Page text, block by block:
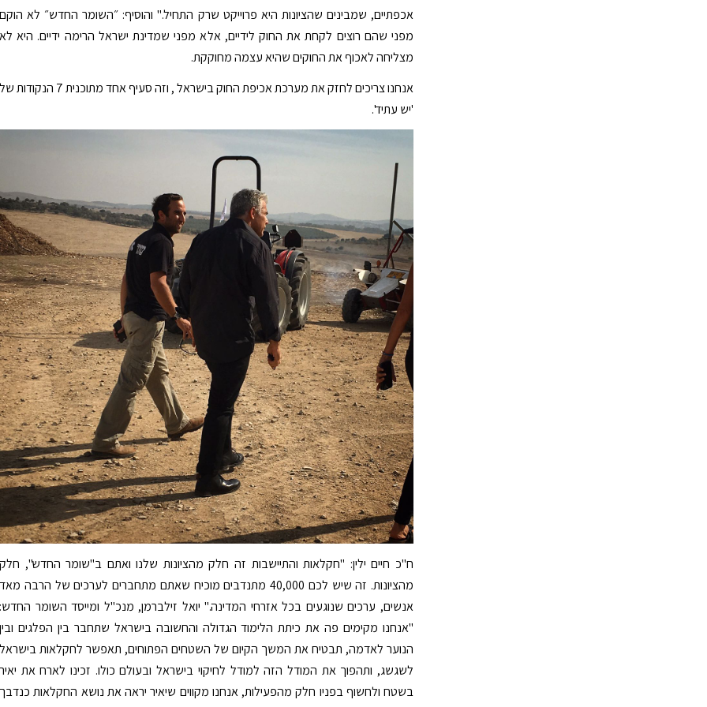
אכפתיים, שמבינים שהציונות היא פרוייקט שרק התחיל." והוסיף: ״השומר החדש״ לא הוקם
מפני שהם רוצים לקחת את החוק לידיים, אלא מפני שמדינת ישראל הרימה ידיים. היא לא
מצליחה לאכוף את החוקים שהיא עצמה מחוקקת.
אנחנו צריכים לחזק את מערכת אכיפת החוק בישראל , וזה סעיף אחד מתוכנית 7 הנקודות של
'יש עתיד'.
ח"כ חיים ילין: "חקלאות והתיישבות זה חלק מהציונות שלנו ואתם ב"שומר החדש", חלק
מהציונות. זה שיש לכם 40,000 מתנדבים מוכיח שאתם מתחברים לערכים של הרבה מאד
אנשים, ערכים שנוגעים בכל אזרחי המדינה." יואל זילברמן, מנכ"ל ומייסד השומר החדש:
"אנחנו מקימים פה את כיתת הלימוד הגדולה והחשובה בישראל שתחבר בין הפלגים ובין
הנוער לאדמה, תבטיח את המשך הקיום של השטחים הפתוחים, תאפשר לחקלאות בישראל
לשגשג, ותהפוך את המודל הזה למודל לחיקוי בישראל ובעולם כולו. זכינו לארח את יאיר
בשטח ולחשוף בפניו חלק מהפעילות, אנחנו מקווים שיאיר יראה את נושא החקלאות כנדבך